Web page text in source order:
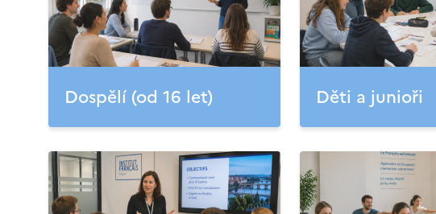
Dospělí (od 16 let) Děti a junioři